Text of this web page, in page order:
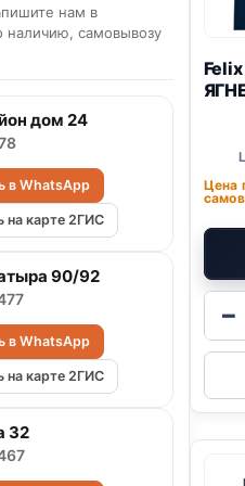
Felix
Цена
−
нам в
наличию, самовывозу
дом 24
в WhatsApp
на карте 2ГИС
90/92
в WhatsApp
на карте 2ГИС
32